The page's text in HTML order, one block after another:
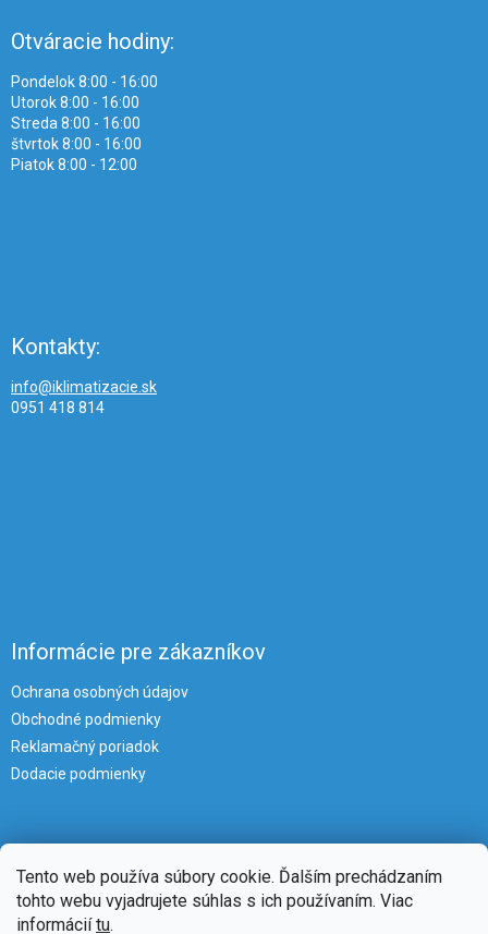
Tento web používa súbory cookie. Ďalším prechádzaním
tohto webu vyjadrujete súhlas s ich používaním. Viac
informáciítu.
Otváracie hodiny:
Pondelok 8:00 - 16:00
Utorok 8:00 - 16:00
Streda 8:00 - 16:00
štvrtok 8:00 - 16:00
Piatok 8:00 - 12:00
Kontakty:
info@iklimatizacie.sk
0951 418 814
Informácie pre zákazníkov
Ochrana osobných údajov
Obchodné podmienky
Reklamačný poriadok
Dodacie podmienky